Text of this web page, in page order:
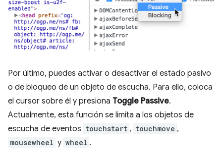
Por último, puedes activar o desactivar el estado pasivo
o de bloqueo de un objeto de escucha. Para ello, coloca
el cursor sobre él y presiona Toggle Passive.
Actualmente, esta función se limita a los objetos de
escucha de eventos touchstart , touchmove ,
mousewheel y wheel .